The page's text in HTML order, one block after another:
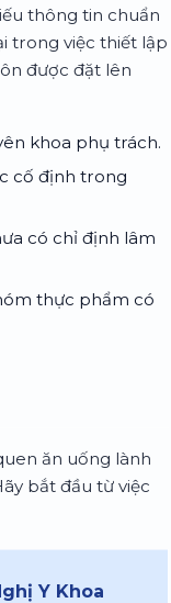
thông tin chuẩn
trong việc thiết lập
được đặt lên
khoa phụ trách.
cố định trong
có chỉ định lâm
thực phẩm có
ăn uống lành
bắt đầu từ việc
Y Khoa